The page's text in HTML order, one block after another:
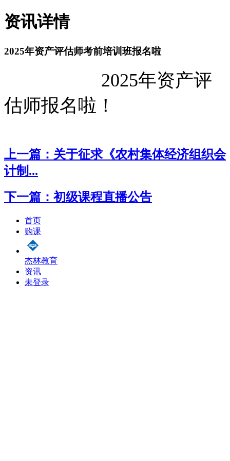
资讯详情
2025年资产评估师考前培训班报名啦
2025年资产评
估师报名啦！
上一篇：关于征求《农村集体经济组织会
计制...
下一篇：初级课程直播公告
首页
购课
杰林教育
资讯
未登录